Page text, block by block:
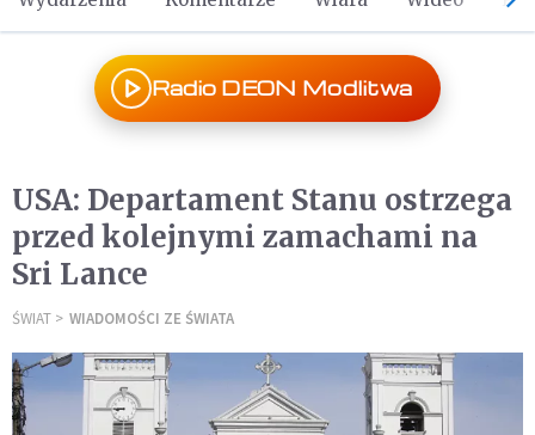
Radio DEON Modlitwa
USA: Departament Stanu ostrzega
przed kolejnymi zamachami na
Sri Lance
ŚWIAT WIADOMOŚCI ZE ŚWIATA